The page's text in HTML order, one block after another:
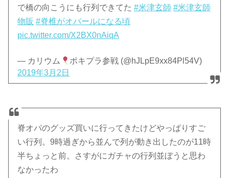
で橋の向こうにも行列できてた#米津玄師 #米津玄師
物販 #脊椎がオパールになる頃
pic.twitter.com/X2BX0nAiqA
— カリウム
ポキプラ参戦 (@hJLpE9xx84Pl54V)
2019年3月2日
脊オパのグッズ買いに行ってきたけどやっぱりすご
い行列。9時過ぎから並んで列が動き出したのが11時
半ちょっと前。さすがにガチャの行列並ぼうと思わ
なかったわ